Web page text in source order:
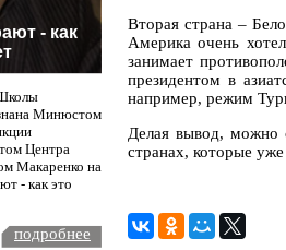
- как
Минюстом
Центра
Макаренко на
- как это
подробнее
Вторая страна –
Америка очень
занимает
президентом в
например, режим
Делая вывод, можно
странах, которые